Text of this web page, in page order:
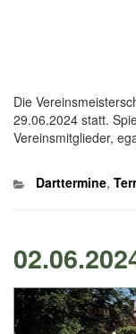
Die
29.06.2024 statt.
Vereinsmitglieder,
Kategorien
Darttermine,